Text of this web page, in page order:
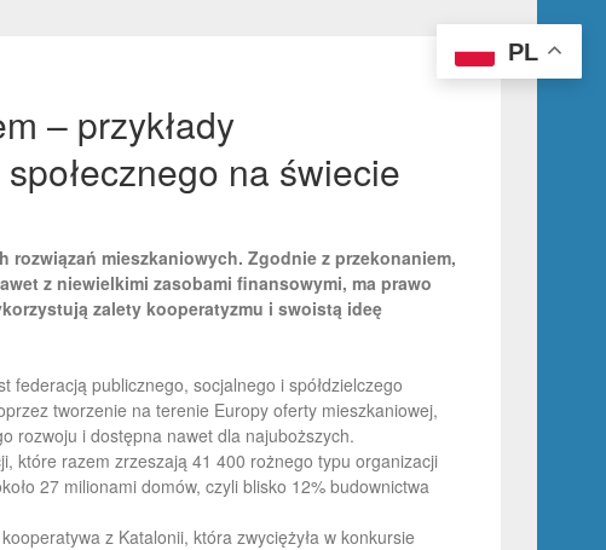
– przykłady
na świecie
mieszkaniowych. Zgodnie z przekonaniem,
z niewielkimi zasobami finansowymi, ma prawo
zalety kooperatyzmu i swoistą ideę
federacją publicznego, socjalnego i spółdzielczego
tworzenie na terenie Europy oferty mieszkaniowej,
rozwoju i dostępna nawet dla najuboższych.
które razem zrzeszają 41 400 rożnego typu organizacji
27 milionami domów, czyli blisko 12% budownictwa
z Katalonii, która zwyciężyła w konkursie
PL